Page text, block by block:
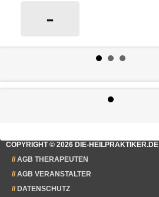
-
COPYRIGHT © 2026 DIE-HEILPRAKTIKER.DE
AGB THERAPEUTEN
AGB VERANSTALTER
DATENSCHUTZ